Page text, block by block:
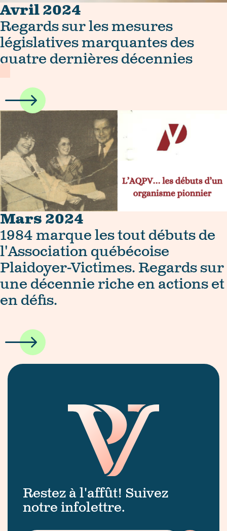
Avril 2024
Regards sur les mesures
législatives marquantes des
quatre dernières décennies
Mars 2024
1984 marque les tout débuts de
l'Association québécoise
Plaidoyer-Victimes. Regards sur
une décennie riche en actions et
en défis.
Restez à l'affût! Suivez
notre infolettre.